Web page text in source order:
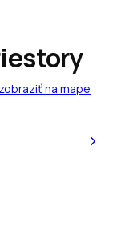
Inzerát
zobraziť na mape